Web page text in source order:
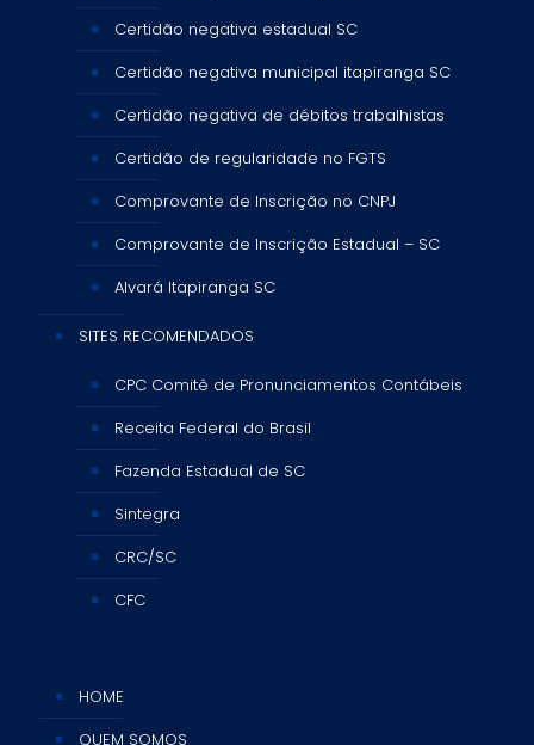
Certidão negativa estadual SC
Certidão negativa municipal itapiranga SC
Certidão negativa de débitos trabalhistas
Certidão de regularidade no FGTS
Comprovante de Inscrição no CNPJ
Comprovante de Inscrição Estadual – SC
Alvará Itapiranga SC
SITES RECOMENDADOS
CPC Comitê de Pronunciamentos Contábeis
Receita Federal do Brasil
Fazenda Estadual de SC
Sintegra
CRC/SC
CFC
HOME
QUEM SOMOS